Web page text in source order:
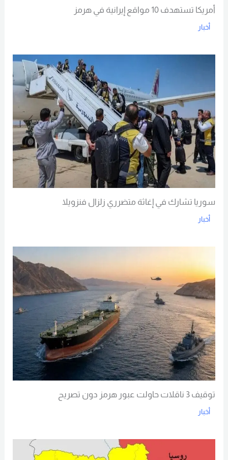
أمريكا تستهدف 10 مواقع إيرانية في هرمز
أخبار
سوريا تشارك في إغاثة متضرري زلزال فنزويلا
أخبار
توقيف 3 ناقلات حاولت عبور هرمز دون تصريح
أخبار